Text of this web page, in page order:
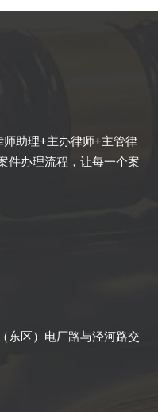
助理+主办律师+主管律
件办理流程，让每一个案
东区）电厂路与泾河路交